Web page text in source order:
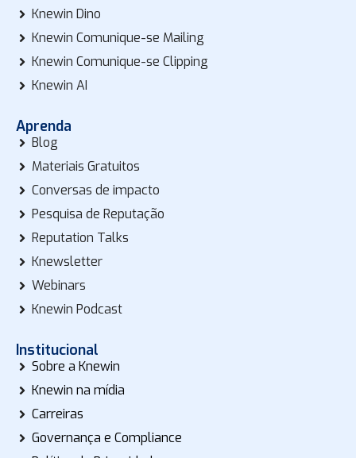
Knewin Dino
Knewin Comunique-se Mailing
Knewin Comunique-se Clipping
Knewin AI
Aprenda
Blog
Materiais Gratuitos
Conversas de impacto
Pesquisa de Reputação
Reputation Talks
Knewsletter
Webinars
Knewin Podcast
Institucional
Sobre a Knewin
Knewin na mídia
Carreiras
Governança e Compliance